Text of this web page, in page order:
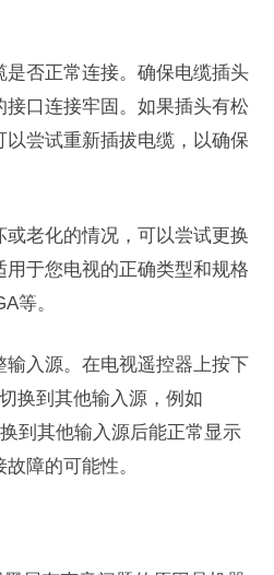
否正常连接。确保电缆插头
口连接牢固。如果插头有松
尝试重新插拔电缆，以确保
老化的情况，可以尝试更换
于您电视的正确类型和规格
等。
入源。在电视遥控器上按下
换到其他输入源，例如
到其他输入源后能正常显示
障的可能性。